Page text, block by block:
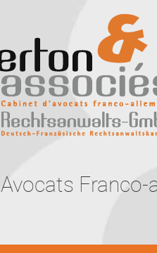
Avocats Franco-